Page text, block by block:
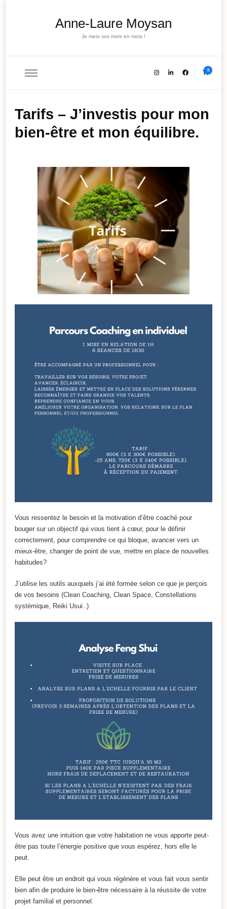
Anne-Laure Moysan
Je mets vos mots en mots !
0
Tarifs – J’investis pour mon
bien-être et mon équilibre.
Vous ressentez le besoin et la motivation d’être coaché pour
bouger sur un objectif qui vous tient à cœur, pour le définir
correctement, pour comprendre ce qui bloque, avancer vers un
mieux-être, changer de point de vue, mettre en place de nouvelles
habitudes?
J’utilise les outils auxquels j’ai été formée selon ce que je perçois
de vos besoins (Clean Coaching, Clean Space, Constellations
systémique, Reiki Usui..)
Vous avez une intuition que votre habitation ne vous apporte peut-
être pas toute l’énergie positive que vous espérez, hors elle le
peut.
Elle peut être un endroit qui vous régénère et vous fait vous sentir
bien afin de produire le bien-être nécessaire à la réussite de votre
projet familial et personnel.